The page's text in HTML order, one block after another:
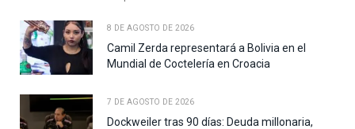
8 DE AGOSTO DE 2026
Camil Zerda representará a Bolivia en el
Mundial de Coctelería en Croacia
7 DE AGOSTO DE 2026
Dockweiler tras 90 días: Deuda millonaria,